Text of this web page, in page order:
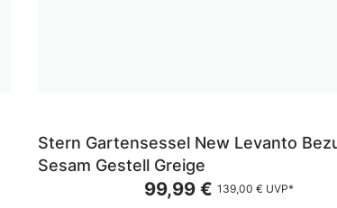
Stern Gartensessel New Levanto
Sesam Gestell Greige
99,99 € 139,00 € UVP*